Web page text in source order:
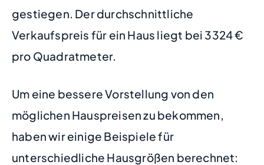
gestiegen. Der durchschnittliche
Verkaufspreis für ein Haus liegt bei 3324 €
pro Quadratmeter.
Um eine bessere Vorstellung von den
möglichen Hauspreisen zu bekommen,
haben wir einige Beispiele für
unterschiedliche Hausgrößen berechnet: